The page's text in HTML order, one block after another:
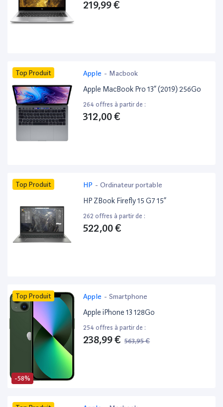
219,99 €
Top Produit Apple - Macbook
Apple MacBook Pro 13” (2019) 256Go
264 offres à partir de :
312,00 €
Top Produit HP - Ordinateur portable
HP ZBook Firefly 15 G7 15”
262 offres à partir de :
522,00 €
-58%
Top Produit Apple - Smartphone
Apple iPhone 13 128Go
254 offres à partir de :
238,99 € 563,95 €